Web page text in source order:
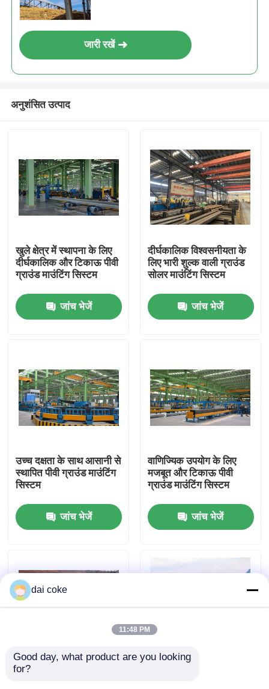
उत्पाद
वीडियो
हमारे बारे में
फैक्टरी यात्रा
गुणवत्ता नियंत्रण
हमसे संपर्क करें
एक बोली का अनुरोध
जारी रखें
अनुशंसित उत्पाद
खुले क्षेत्र में स्थापना के लिए
दीर्घकालिक और टिकाऊ पीवी
ग्राउंड माउंटिंग सिस्टम
जांच भेजें
दीर्घकालिक विश्वसनीयता के
लिए भारी शुल्क वाली ग्राउंड
सोलर माउंटिंग सिस्टम
जांच भेजें
उच्च दक्षता के साथ आसानी से
स्थापित पीवी ग्राउंड माउंटिंग
सिस्टम
जांच भेजें
वाणिज्यिक उपयोग के लिए
मजबूत और टिकाऊ पीवी
ग्राउंड माउंटिंग सिस्टम
जांच भेजें
समायोज्य कोण डिजाइन के
dai coke
11:48 PM
Good day, what product are you looking
for?